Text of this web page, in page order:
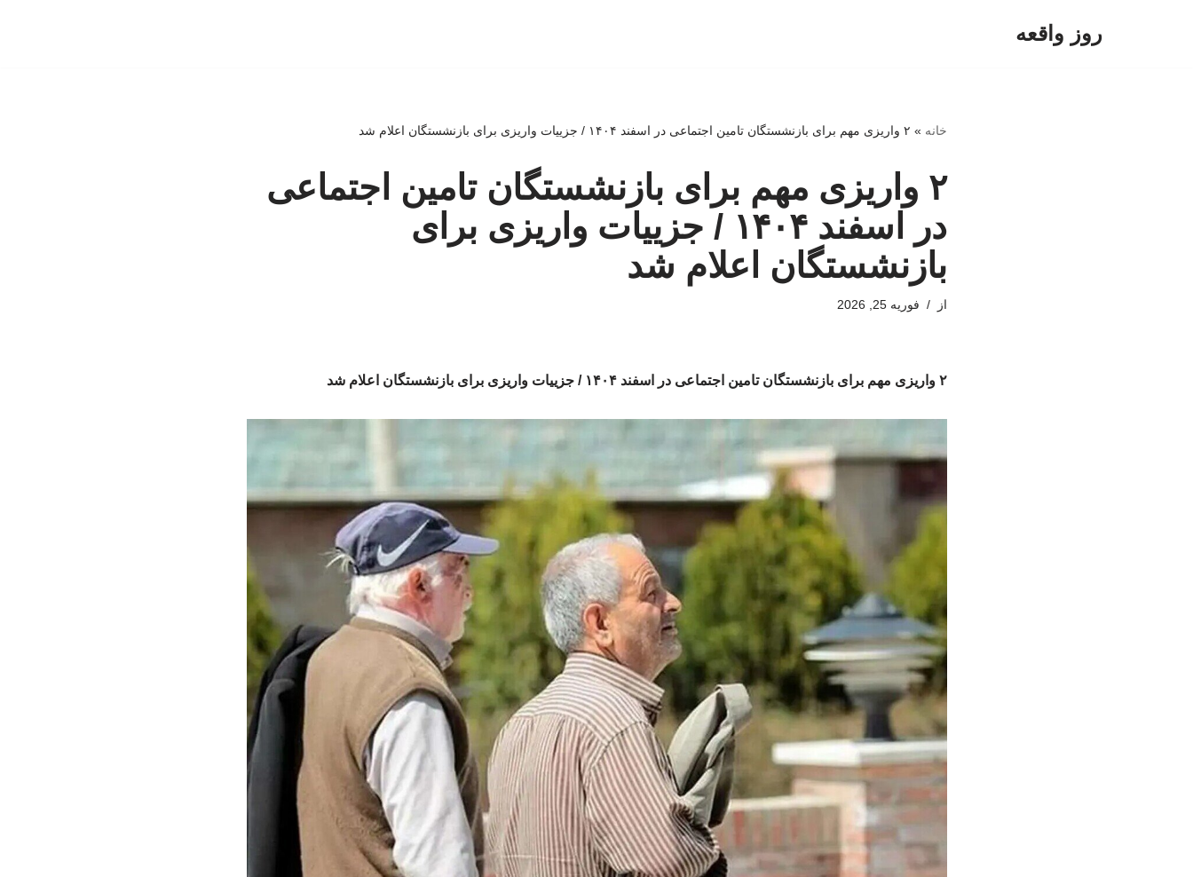
روز واقعه
خانه » ۲ واریزی مهم برای بازنشستگان تامین اجتماعی در اسفند ۱۴۰۴ / جزییات واریزی برای بازنشستگان اعلام شد
۲ واریزی مهم برای بازنشستگان تامین اجتماعی
در اسفند ۱۴۰۴ / جزییات واریزی برای
بازنشستگان اعلام شد
از فوریه 25, 2026
۲ واریزی مهم برای بازنشستگان تامین اجتماعی در اسفند ۱۴۰۴ / جزییات واریزی برای بازنشستگان اعلام شد